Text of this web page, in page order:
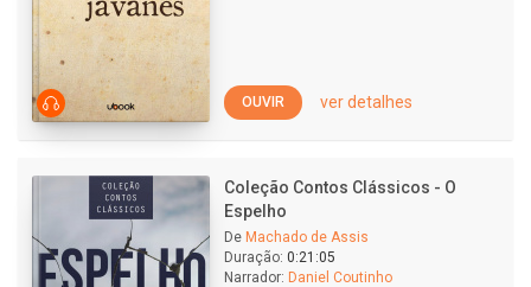
OUVIR ver detalhes
Coleção Contos Clássicos - O
Espelho
De Machado de Assis
Duração: 0:21:05
Narrador: Daniel Coutinho